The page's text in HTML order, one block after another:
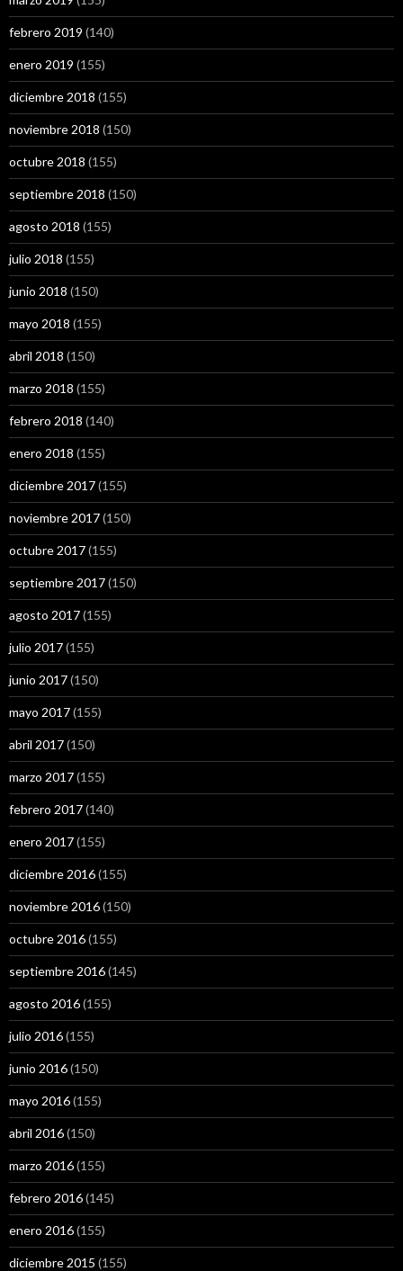
febrero 2019 (140)
enero 2019 (155)
diciembre 2018 (155)
noviembre 2018 (150)
octubre 2018 (155)
septiembre 2018 (150)
agosto 2018 (155)
julio 2018 (155)
junio 2018 (150)
mayo 2018 (155)
abril 2018 (150)
marzo 2018 (155)
febrero 2018 (140)
enero 2018 (155)
diciembre 2017(155)
noviembre 2017(150)
octubre 2017(155)
septiembre 2017(150)
agosto 2017(155)
julio 2017(155)
junio 2017(150)
mayo 2017(155)
abril 2017(150)
marzo 2017(155)
febrero 2017(140)
enero 2017(155)
diciembre 2016(155)
noviembre 2016(150)
octubre 2016(155)
septiembre 2016(145)
agosto 2016(155)
julio 2016(155)
junio 2016(150)
mayo 2016(155)
abril 2016(150)
marzo 2016(155)
febrero 2016(145)
enero 2016(155)
diciembre 2015 (155)